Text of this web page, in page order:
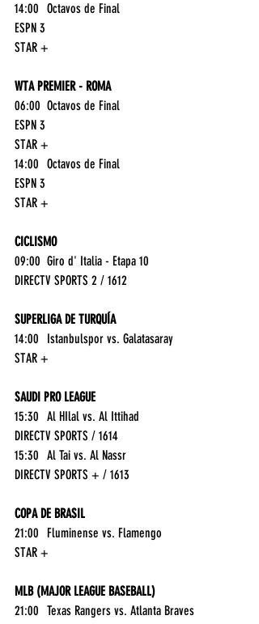
ESPN 3
STAR +
WTA PREMIER - ROMA
ESPN 3
STAR +
ESPN 3
STAR +
CICLISMO
DIRECTV SPORTS 2 / 1612
SUPERLIGA DE TURQUÍA
STAR +
SAUDI PRO LEAGUE
DIRECTV SPORTS / 1614
DIRECTV SPORTS + / 1613
COPA DE BRASIL
STAR +
MLB (MAJOR LEAGUE BASEBALL)